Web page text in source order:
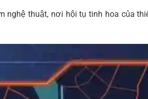
nghệ thuật, nơi hội tụ tinh hoa của